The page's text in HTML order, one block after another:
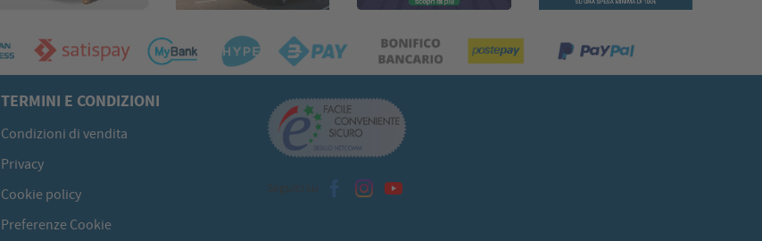
TERMINI E CONDIZIONI
Condizioni di vendita
Privacy
Cookie policy
Preferenze Cookie
Seguici su